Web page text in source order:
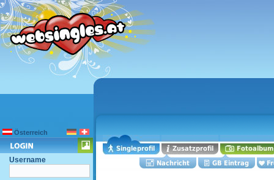
Österreich
Username